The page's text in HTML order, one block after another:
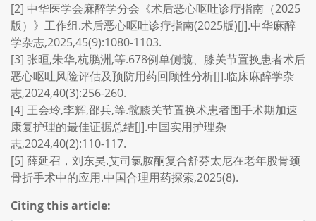
[2] 中华医学会麻醉学分会《术后恶心呕吐诊疗指南（2025
版）》工作组.术后恶心呕吐诊疗指南(2025版)[J].中华麻醉
学杂志,2025,45(9):1080-1103.
[3] 张晅,朱华,杭鹏洲,等.678例单侧髋、膝关节置换患者术后
恶心呕吐风险评估及预防用药回顾性分析[J].临床麻醉学杂
志,2024,40(3):256-260.
[4] 王会玲,李辉,邵兵,等.髋膝关节置换术患者围手术期加速
康复护理的最佳证据总结[J].中国实用护理杂
志,2024,40(2):110-117.
[5] 薛延召，刘东昊.艾司氯胺酮复合舒芬太尼在老年股骨颈
骨折手术中的应用.中国合理用药探索,2025(8).
Citing this article: